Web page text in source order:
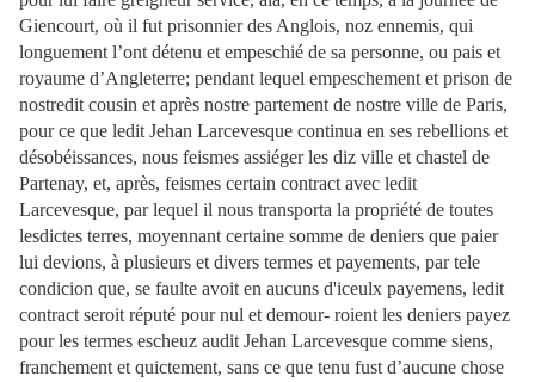
Giencourt, où il fut prisonnier des Anglois, noz ennemis, qui
longuement l’ont détenu et empeschié de sa personne, ou pais et
royaume d’Angleterre; pendant lequel empeschement et prison de
nostredit cousin et après nostre partement de nostre ville de Paris,
pour ce que ledit Jehan Larcevesque continua en ses rebellions et
désobéissances, nous feismes assiéger les diz ville et chastel de
Partenay, et, après, feismes certain contract avec ledit
Larcevesque, par lequel il nous transporta la propriété de toutes
lesdictes terres, moyennant certaine somme de deniers que paier
lui devions, à plusieurs et divers termes et payements, par tele
condicion que, se faulte avoit en aucuns d'iceulx payemens, ledit
contract seroit réputé pour nul et demour- roient les deniers payez
pour les termes escheuz audit Jehan Larcevesque comme siens,
franchement et quictement, sans ce que tenu fust d’aucune chose